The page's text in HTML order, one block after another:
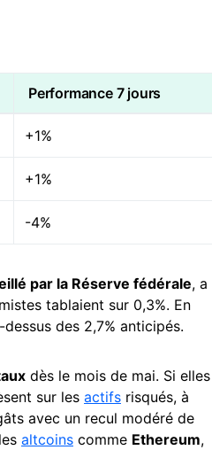
Performance 7 jours
+1%
+1%
-4%
par la Réserve fédérale, a
tablaient sur 0,3%. En
des 2,7% anticipés.
dès le mois de mai. Si elles
sur les actifs risqués, à
avec un recul modéré de
altcoins comme Ethereum,